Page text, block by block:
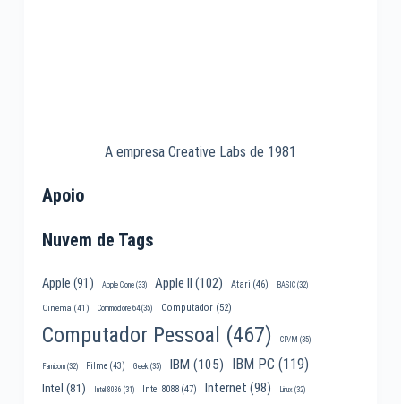
A empresa Creative Labs de 1981
Apoio
Nuvem de Tags
Apple (91) Apple Clone(33) Apple II (102) Atari (46) BASIC(32)
Cinema (41) Commodore 64(35) Computador(52)
Computador Pessoal (467) CP/M (35)
Famicom(32) Filme(43) Geek (35) IBM (105) IBM PC (119)
Intel (81) Intel 8086 (31) Intel 8088(47) Internet (98) Linux(32)